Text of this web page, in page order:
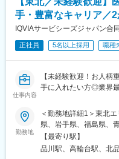
変更の範囲：会社の定
《丁寧な研修・支援体
入社後は2カ月間の研
てご応募ください！同
また、配属後も一人ひ
様々な研修をご用意し
《あなたの想いを実現
制！》
志向性やその時の環境
る」「幅広い疾患をカ
社部門（マネージャー
手・豊富なキャリア／
IQVIAサービシーズジャパン合
正社員 5名以上採用 職種
仕事内容
【未経験歓迎！お人柄
手に入れたい方◎業界
パス豊富】
＼そもそも「MR」とは
「医薬情報提供者」と
職です。IQVIAのお客
勤務地
＜勤務地詳細1＞東北
県、岩手県、福島県、
喫煙対策：屋内全面禁
輪4-10-18 京急第1ビル
【最寄り駅】
品川駅、高輪台駅、北